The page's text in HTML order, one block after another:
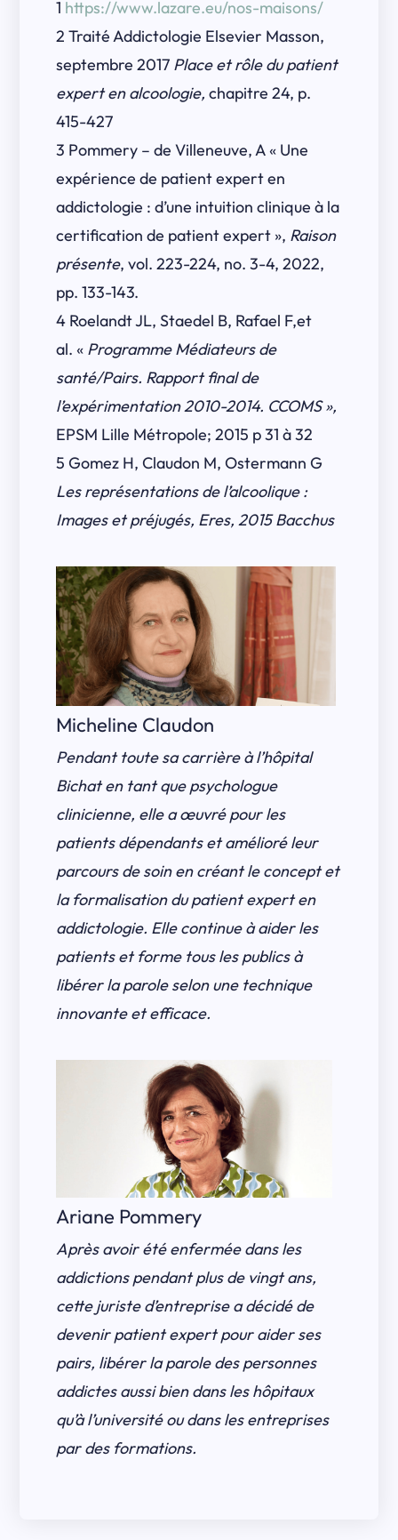
1 https://www.lazare.eu/nos-maisons/
2 Traité Addictologie Elsevier Masson,
septembre 2017 Place et rôle du patient
expert en alcoologie, chapitre 24, p.
415-427
3 Pommery – de Villeneuve, A « Une
expérience de patient expert en
addictologie : d’une intuition clinique à la
certification de patient expert », Raison
présente, vol. 223-224, no. 3-4, 2022,
pp. 133-143.
4 Roelandt JL, Staedel B, Rafael F,et
al. « Programme Médiateurs de
santé/Pairs. Rapport final de
l’expérimentation 2010-2014. CCOMS »,
EPSM Lille Métropole; 2015 p 31 à 32
5 Gomez H, Claudon M, Ostermann G
Les représentations de l’alcoolique :
Images et préjugés, Eres, 2015 Bacchus
Micheline Claudon
Pendant toute sa carrière à l’hôpital
Bichat en tant que psychologue
clinicienne, elle a œuvré pour les
patients dépendants et amélioré leur
parcours de soin en créant le concept et
la formalisation du patient expert en
addictologie. Elle continue à aider les
patients et forme tous les publics à
libérer la parole selon une technique
innovante et efficace.
Ariane Pommery
Après avoir été enfermée dans les
addictions pendant plus de vingt ans,
cette juriste d’entreprise a décidé de
devenir patient expert pour aider ses
pairs, libérer la parole des personnes
addictes aussi bien dans les hôpitaux
qu’à l’université ou dans les entreprises
par des formations.